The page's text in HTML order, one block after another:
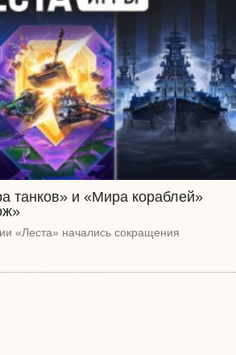
танков» и «Мира кораблей»
«Леста» начались сокращения